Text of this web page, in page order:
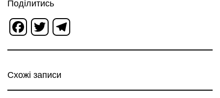
Поділитись
Facebook
Twitter
Схожі записи